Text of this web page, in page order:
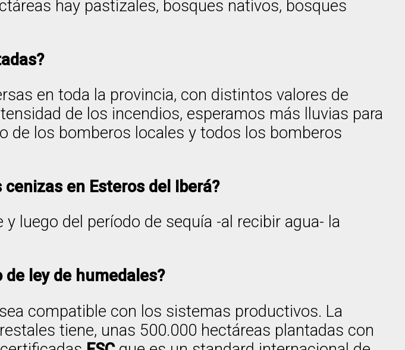
hay pastizales, bosques nativos, bosques
en toda la provincia, con distintos valores de
de los incendios, esperamos más lluvias para
de los bomberos locales y todos los bomberos
en Esteros del Iberá?
luego del período de sequía -al recibir agua- la
ley de humedales?
compatible con los sistemas productivos. La
tiene, unas 500.000 hectáreas plantadas con